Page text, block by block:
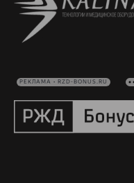
РЕКЛАМА • RZD-BONUS.RU